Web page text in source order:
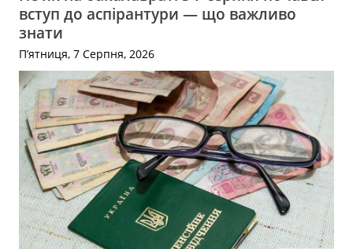
вступ до аспірантури — що важливо
знати
П’ятниця, 7 Серпня, 2026